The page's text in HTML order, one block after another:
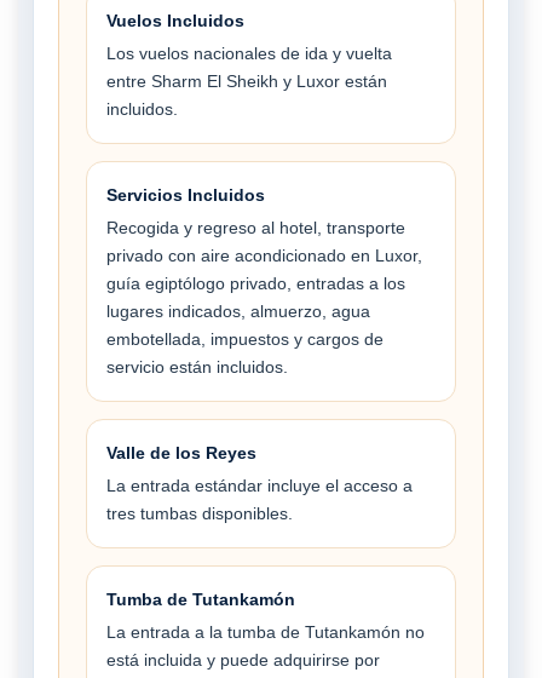
Vuelos Incluidos
Los vuelos nacionales de ida y vuelta
entre Sharm El Sheikh y Luxor están
incluidos.
Servicios Incluidos
Recogida y regreso al hotel, transporte
privado con aire acondicionado en Luxor,
guía egiptólogo privado, entradas a los
lugares indicados, almuerzo, agua
embotellada, impuestos y cargos de
servicio están incluidos.
Valle de los Reyes
La entrada estándar incluye el acceso a
tres tumbas disponibles.
Tumba de Tutankamón
La entrada a la tumba de Tutankamón no
está incluida y puede adquirirse por